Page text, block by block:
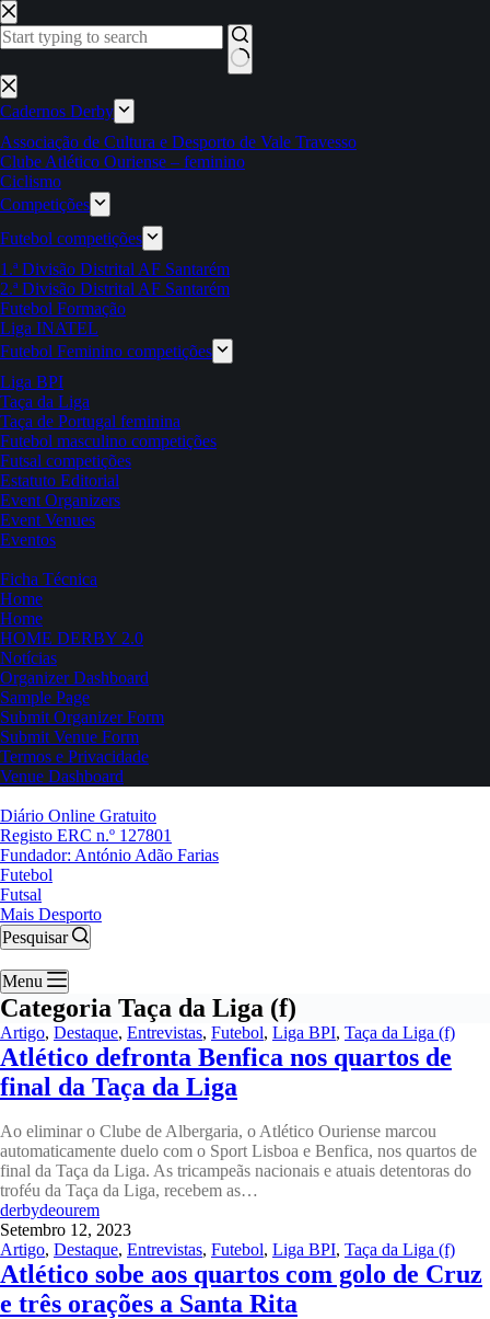
Pular
para
o
Sem
resultados
Cadernos Derby
Associação de Cultura e Desporto de Vale Travesso
Clube Atlético Ouriense – feminino
Ciclismo
Competições
Futebol competições
1.ª Divisão Distrital AF Santarém
2.ª Divisão Distrital AF Santarém
Futebol Formação
Liga INATEL
Futebol Feminino competições
Liga BPI
Taça da Liga
Taça de Portugal feminina
Futebol masculino competições
Futsal competições
Estatuto Editorial
Event Organizers
Event Venues
Eventos
Ficha Técnica
Home
Home
HOME DERBY 2.0
Notícias
Organizer Dashboard
Sample Page
Submit Organizer Form
Submit Venue Form
Termos e Privacidade
Venue Dashboard
Diário Online Gratuito
Registo ERC n.º 127801
Fundador: António Adão Farias
Futebol
Futsal
Mais Desporto
Pesquisar
Menu
Categoria Taça da Liga (f)
Artigo, Destaque, Entrevistas, Futebol, Liga BPI, Taça da Liga (f)
Atlético defronta Benfica nos quartos de
final da Taça da Liga
Ao eliminar o Clube de Albergaria, o Atlético Ouriense marcou
automaticamente duelo com o Sport Lisboa e Benfica, nos quartos de
final da Taça da Liga. As tricampeãs nacionais e atuais detentoras do
troféu da Taça da Liga, recebem as…
derbydeourem
Setembro 12, 2023
Artigo, Destaque, Entrevistas, Futebol, Liga BPI, Taça da Liga (f)
Atlético sobe aos quartos com golo de Cruz
e três orações a Santa Rita